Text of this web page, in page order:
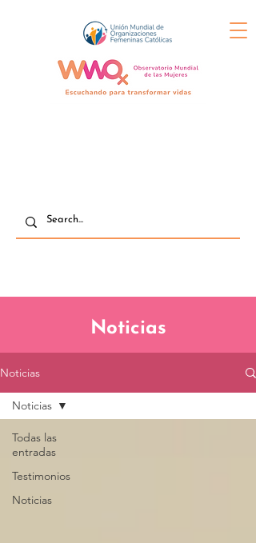
Noticias
Noticias
Todas las
entradas
Testimonios
Noticias
Noticias